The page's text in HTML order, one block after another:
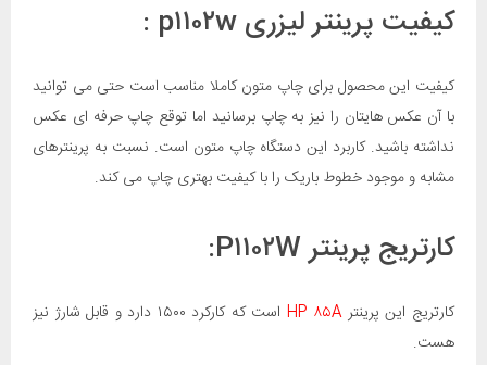
کیفیت پرینتر لیزری p۱۱۰۲w :
کیفیت این محصول برای چاپ متون کاملا مناسب است حتی می توانید
با آن عکس هایتان را نیز به چاپ برسانید اما توقع چاپ حرفه ای عکس
نداشته باشید. کاربرد این دستگاه چاپ متون است. نسبت به پرینترهای
مشابه و موجود خطوط باریک را با کیفیت بهتری چاپ می کند.
کارتریج پرینتر P۱۱۰۲W:
کارتریج این پرینترHP ۸۵A
است که کارکرد ۱۵۰۰ دارد و قابل شارژ نیز
هست.